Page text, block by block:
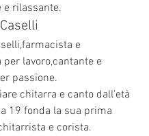
e rilassante.
e
lavoro,cantante e
passione.
chitarra e canto dall'età
19 fonda la sua prima
e corista.